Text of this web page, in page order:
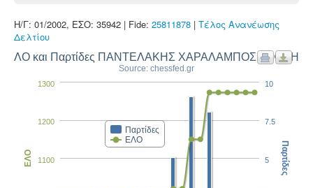
Η/Γ: 01/2002, ΕΣΟ: 35942 | Fide: 25811878 | Τέλος Ανανέωσης
Δελτίου
ΕΛΟ και Παρτίδες ΠΑΝΤΕΛΑΚΗΣ ΧΑΡΑΛΑΜΠΟΣ ΡΑΦΑΗΛ
Source: chessfed.gr
Παρτίδες
ΕΛΟ
1100
1200
1300
ΕΛΟ 5
7.5
10
Παρτίδες